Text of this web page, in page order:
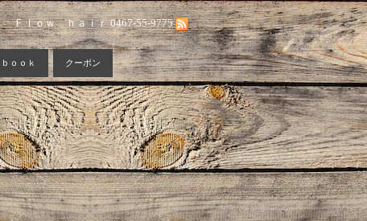
Ｆｌｏｗ ｈａｉｒ 0467-55-9775
ｏｏｋ クーポン